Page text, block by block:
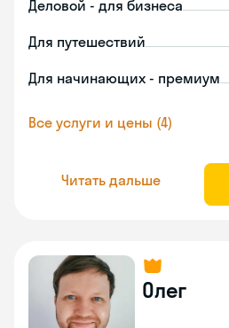
Деловой - для бизнеса
Для путешествий
Для начинающих - премиум
Все услуги и цены (4)
Читать дальше
Олег